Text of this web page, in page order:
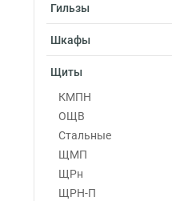
Гильзы
Шкафы
Щиты
КМПН
ОЩВ
Стальные
ЩМП
ЩРн
ЩРН-П